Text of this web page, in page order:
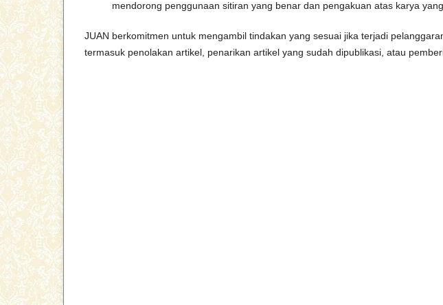
mendorong penggunaan sitiran yang benar dan pengakuan atas karya
JUAN berkomitmen untuk mengambil tindakan yang sesuai jika terjadi
termasuk penolakan artikel, penarikan artikel yang sudah dipublikasi, atau